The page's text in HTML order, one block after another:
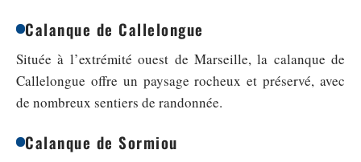
Calanque de Callelongue
Située à l’extrémité ouest de Marseille, la calanque de
Callelongue offre un paysage rocheux et préservé, avec
de nombreux sentiers de randonnée.
Calanque de Sormiou